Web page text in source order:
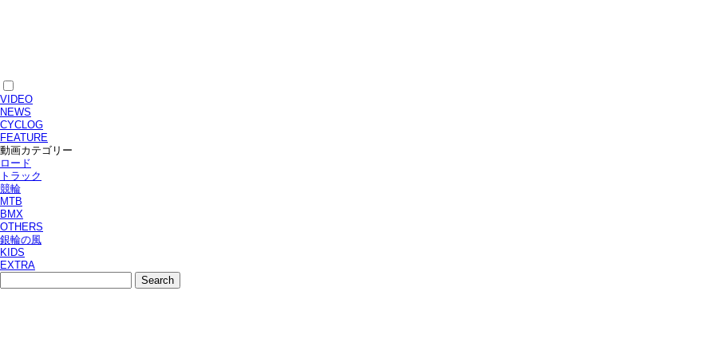
VIDEO
NEWS
CYCLOG
FEATURE
動画カテゴリー
ロード
トラック
競輪
MTB
BMX
OTHERS
銀輪の風
KIDS
EXTRA